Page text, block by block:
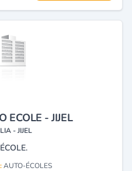
ECOLE - JIJEL
- JIJEL
AUTO-ÉCOLES